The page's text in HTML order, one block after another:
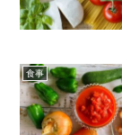
食事